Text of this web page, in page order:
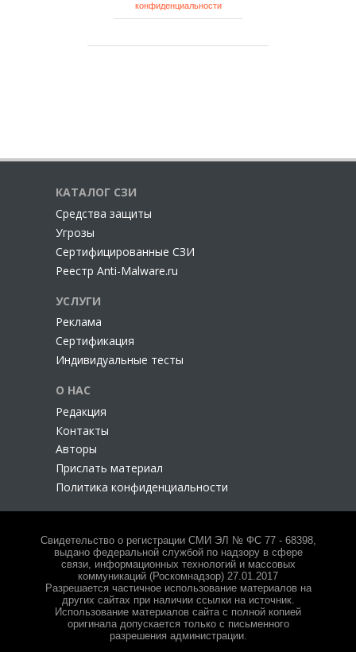
конфиденциальности
КАТАЛОГ СЗИ
Cредства защиты
Угрозы
Сертифицированные СЗИ
Реестр Anti-Malware.ru
УСЛУГИ
Реклама
Сертификация
Индивидуальные тесты
О НАС
Редакция
Контакты
Авторы
Прислать материал
Политика конфиденциальности
Свидетельство о регистрации СМИ ЭЛ № ФС 77 - 68398,
выдано федеральной службой по надзору в сфере
связи, информационных технологий и массовых
коммуникаций (Роскомнадзор) 27.01.2017
Разрешается частичное использование материалов на
других сайтах при наличии ссылки на источник.
Использование материалов сайта с полной копией
оригинала допускается только с письменного
разрешения администрации.